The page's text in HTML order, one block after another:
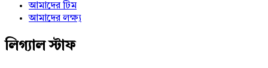
আমাদের টিম
আমাদের লক্ষ্য
লিগ্যাল স্টাফ